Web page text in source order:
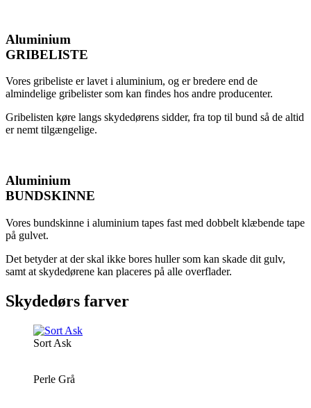
Aluminium
GRIBELISTE
Vores gribeliste er lavet i aluminium, og er bredere end de
almindelige gribelister som kan findes hos andre producenter.
Gribelisten køre langs skydedørens sidder, fra top til bund så de altid
er nemt tilgængelige.
Aluminium
BUNDSKINNE
Vores bundskinne i aluminium tapes fast med dobbelt klæbende tape
på gulvet.
Det betyder at der skal ikke bores huller som kan skade dit gulv,
samt at skydedørene kan placeres på alle overflader.
Skydedørs farver
Sort Ask
Perle Grå